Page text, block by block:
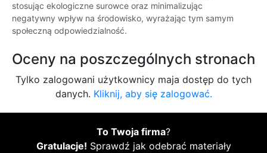
stosując ekologiczne surowce oraz minimalizując
negatywny wpływ na środowisko, wyrażając tym samym
społeczną odpowiedzialność.
Oceny na poszczególnych stronach
Tylko zalogowani użytkownicy maja dostęp do tych
danych. Kliknij, aby się zalogować.
To Twoja firma?
Gratulacje! Sprawdź jak odebrać materiały